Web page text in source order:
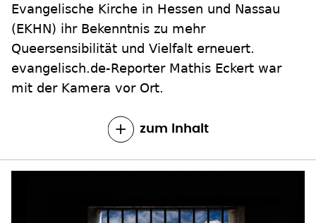
Evangelische Kirche in Hessen und Nassau
(EKHN) ihr Bekenntnis zu mehr
Queersensibilität und Vielfalt erneuert.
evangelisch.de-Reporter Mathis Eckert war
mit der Kamera vor Ort.
zum Inhalt